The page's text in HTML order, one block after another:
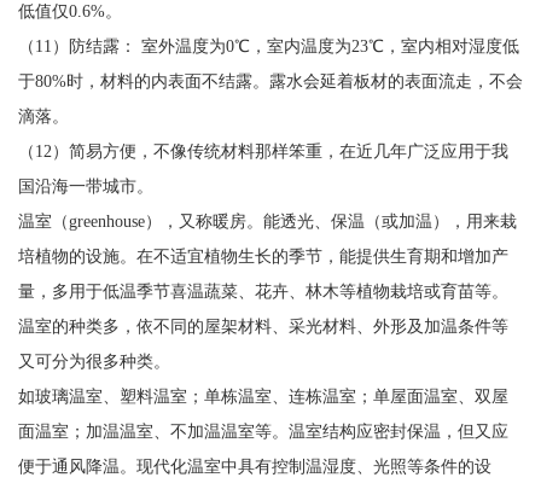
低值仅0.6%。
（11）防结露： 室外温度为0℃，室内温度为23℃，室内相对湿度低
于80%时，材料的内表面不结露。露水会延着板材的表面流走，不会
滴落。
（12）简易方便，不像传统材料那样笨重，在近几年广泛应用于我
国沿海一带城市。
温室（greenhouse），又称暖房。能透光、保温（或加温），用来栽
培植物的设施。在不适宜植物生长的季节，能提供生育期和增加产
量，多用于低温季节喜温蔬菜、花卉、林木等植物栽培或育苗等。
温室的种类多，依不同的屋架材料、采光材料、外形及加温条件等
又可分为很多种类。
如玻璃温室、塑料温室；单栋温室、连栋温室；单屋面温室、双屋
面温室；加温温室、不加温温室等。温室结构应密封保温，但又应
便于通风降温。现代化温室中具有控制温湿度、光照等条件的设